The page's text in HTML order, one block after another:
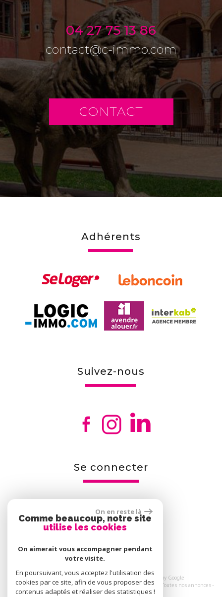
04 27 75 13 86
contact@c-immo.com
CONTACT
adhérents
suivez-nous
se connecter
Espace propriétaires
© 2026 | Tous droits réservés | Traduction powered by Google
Plan du site- Mentions légales- Nos honoraires -Liens- Admin Toutes nos annonces -
Politique RGPD
On en reste là
Comme beaucoup, notre site
utilise les cookies
On aimerait vous accompagner pendant
votre visite.
En poursuivant, vous acceptez l'utilisation des
cookies par ce site, afin de vous proposer des
contenus adaptés et réaliser des statistiques !